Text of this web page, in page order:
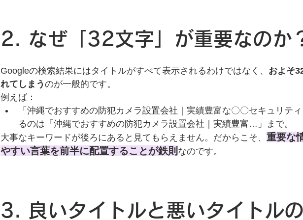
2. なぜ「32文字」が重要なのか
Googleの検索結果にはタイトルがすべて表示されるわけではなく、 およそ
れてしまう のが一般的です。
例えば：
「沖縄でおすすめの防犯カメラ設置会社｜実績豊富な〇〇セキュリテ
るのは「沖縄でおすすめの防犯カメラ設置会社｜実績豊富…」まで。
大事なキーワードが後ろにあると見てもらえません。だからこそ、 重要な
やすい言葉を前半に配置することが鉄則 なのです。
3. 良いタイトルと悪いタイトル